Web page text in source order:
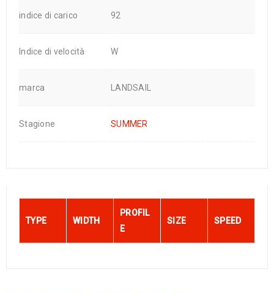
indice di carico 92
Indice di velocità W
marca LANDSAIL
Stagione SUMMER
TYPE WIDTH
PROFIL
E
SIZE SPEED